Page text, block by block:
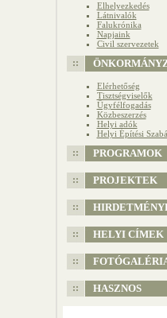
Elhelyezkedés
Látnivalók
Falukrónika
Napjaink
Civil szervezetek
Elérhetőség
Tisztségviselők
Ügyfélfogadás
Közbeszerzés
Helyi adók
Helyi Építési
PROGRAMOK
PROJEKTEK
HELYI CÍMEK
HASZNOS